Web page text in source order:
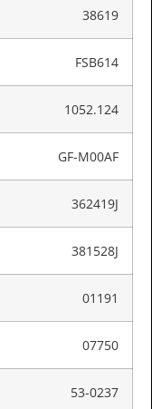
38619
FSB614
1052.124
GF-M00AF
362419J
381528J
01191
07750
53-0237